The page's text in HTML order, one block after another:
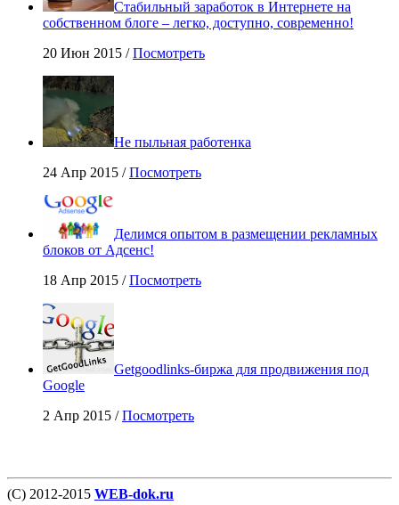
Стабильный заработок в Интернете на
собственном блоге – легко, доступно, современно!
20 Июн 2015 /Посмотреть
Не пыльная работенка
24 Апр 2015 /Посмотреть
Делимся опытом в размещении рекламных
блоков от Адсенс!
18 Апр 2015 /Посмотреть
Getgoodlinks-биржа для продвижения под
Google
2 Апр 2015 /Посмотреть
(С) 2012-2015 WEB-dok.ru